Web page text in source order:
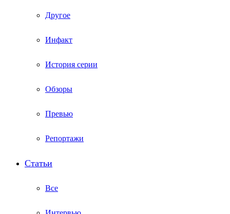
Другое
Инфакт
История серии
Обзоры
Превью
Репортажи
Статьи
Все